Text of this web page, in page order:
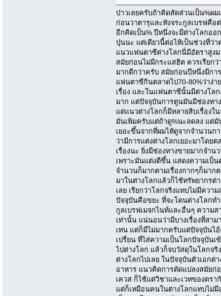
ป่าวเลยครับถ้าคิดสัดส่วนเป็น%ผ
ก่อนวาตารุและทังจระกูลเบรฟคือ
อีกคิดเป็น% ปีหนึ่งจะมีต่างโลกออ
ปุ่นนะ แต่เดียวนี้ต่อไห้เป็นช่วงที่ว่า
แนวแฟนตาซีต่างโลกนี่มีอัตราสูง
สมัยก่อนไม่มีกระแสฮิต ควรเรียกว่
มากดีกว่าครับ สมัยก่อนปีหนึ่งมีกา
แฟนตาซีกินตลาดไป70-80%ว่าง่
เรื่อง และในแฟนตาซีนั้นมีต่างโลก
มาก แต่ปัจจุบันการตูนมันมีช่องทาง
แต่แนวต่างโลกก็มีหลายสิบเรื่อง
มันเพิมครับแต่ถ้าดู%นะลดลง แต่
เยอะขึ้นจากที่ผมไห้ดูจากจำนวนก
ว่ามีการแต่งต่างโลกเยอะมาโดย
เรื่องนะ ยิ่งมีช่องทางขายมากจำ
เพราะมันแต่งดีขึ้น แสดงความเป็
จำนวนก็มากตามเรื่องกากๆก็มาก
มาในต่างโลกแล้วก็ไช้ทรัพยากรต่
เลย เรียกว่าโลกจริงแทบไม่มีควา
ปัจจุบันคือขยะ ที่จะโดนต่างโลกท
กูลเบรฟเมจกไนท์และอื่นๆ ความ
เท่านั้น แน่นอนว่ามีบางเรื่องที่สา
เทน แต่ก็มีไม่มากครับแต่ปัจจุบันไ
เปรี่ยน ที่ไส่ความเป็นโลกปัจจุบัน
ไปต่างโลก แล้วก็จบวัสดุในโลกจ
ต่างโลกไปเลย ในปัจจุบันตัวเอกต่
อาหาร แนวคิดการดัดแปลงสมัยก่
เควส ก็ไช้แต่วิชาและเวทของดรา
แต่ก็เหมือนคนในต่างโลกแทบไม่มี